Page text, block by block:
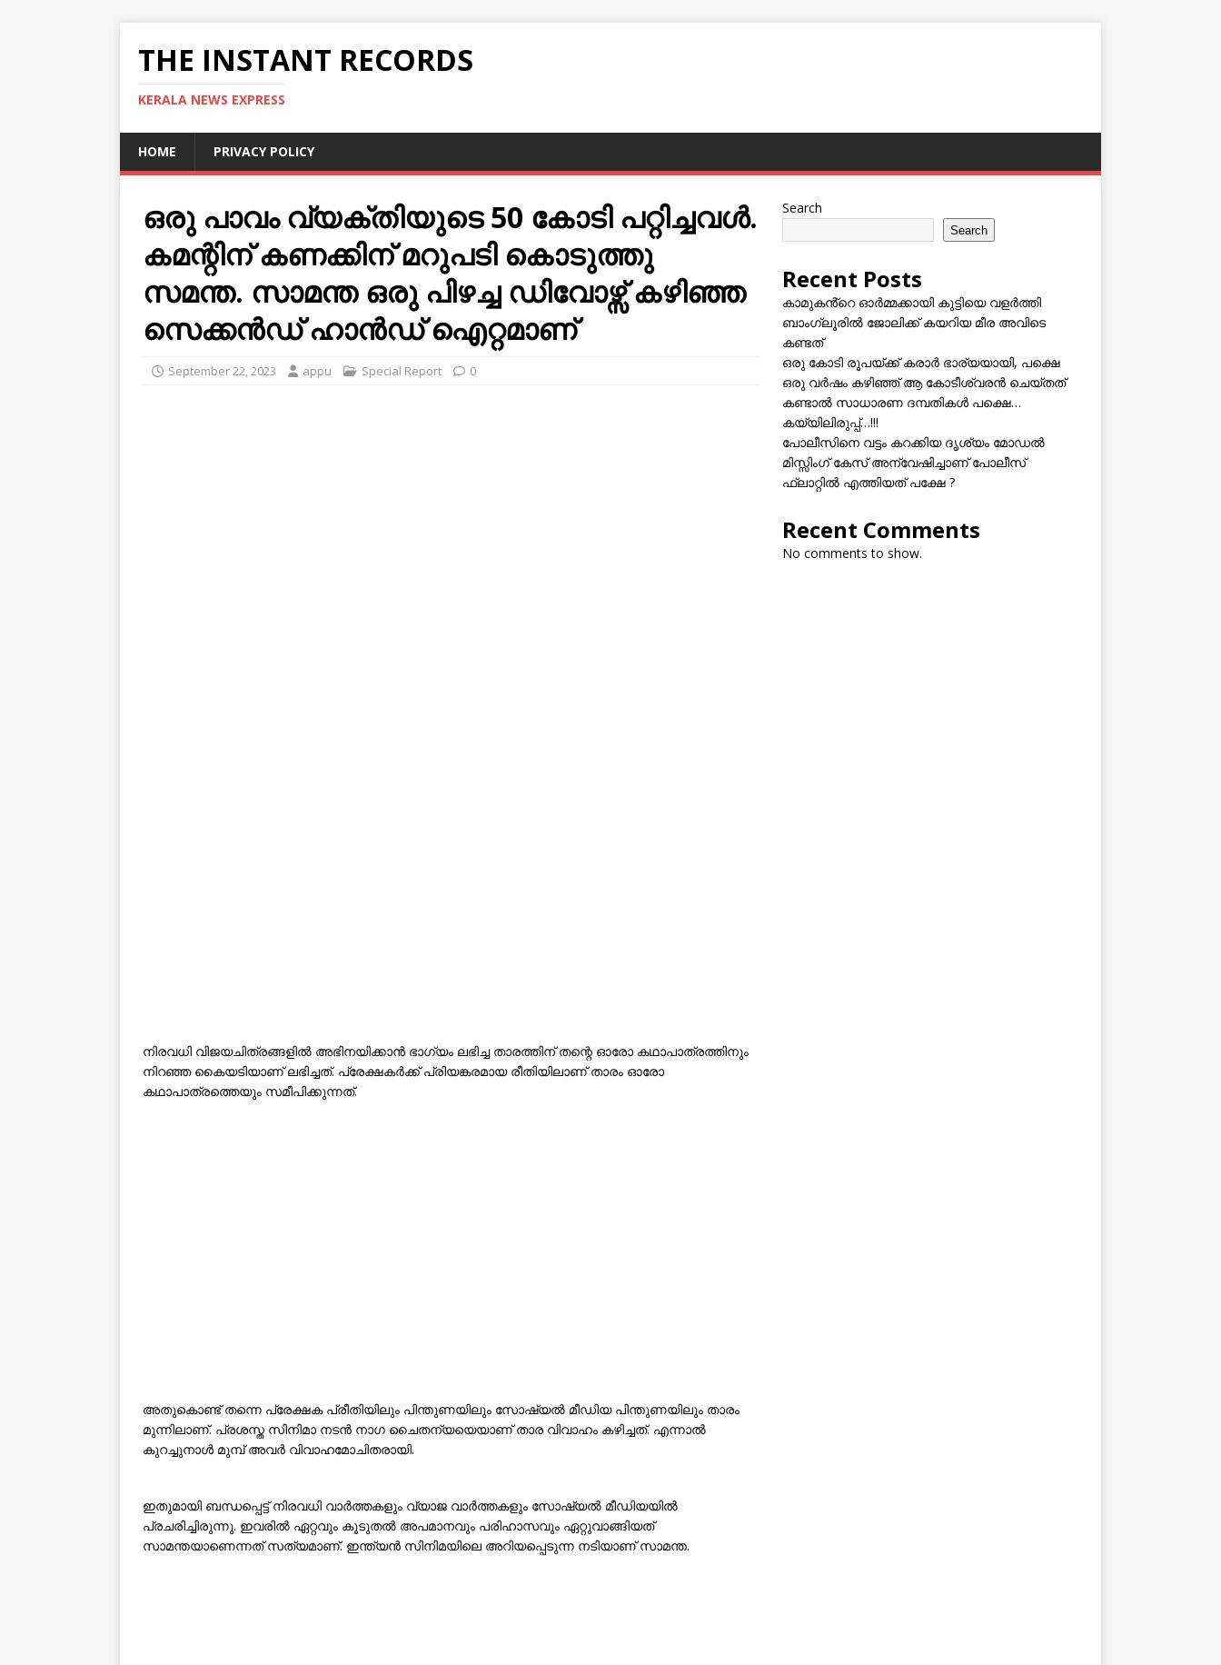
THE INSTANT RECORDS
KERALA NEWS EXPRESS
HOME PRIVACY POLICY
ഒരു പാവം വ്യക്തിയുടെ 50 കോടി പറ്റിച്ചവൾ.
കമന്റിന് കണക്കിന് മറുപടി കൊടുത്തു
സമന്ത. സാമന്ത ഒരു പിഴച്ച ഡിവോഴ്സ് കഴിഞ്ഞ
സെക്കൻഡ് ഹാൻഡ് ഐറ്റമാണ്
September 22, 2023 appu Special Report 0
നിരവധി വിജയചിത്രങ്ങളിൽ അഭിനയിക്കാൻ ഭാഗ്യം ലഭിച്ച താരത്തിന് തന്റെ ഓരോ കഥാപാത്രത്തിനും
നിറഞ്ഞ കൈയടിയാണ് ലഭിച്ചത്. പ്രേക്ഷകർക്ക് പ്രിയങ്കരമായ രീതിയിലാണ് താരം ഓരോ
കഥാപാത്രത്തെയും സമീപിക്കുന്നത്.
അതുകൊണ്ട് തന്നെ പ്രേക്ഷക പ്രീതിയിലും പിന്തുണയിലും സോഷ്യൽ മീഡിയ പിന്തുണയിലും താരം
മുന്നിലാണ്. പ്രശസ്ത സിനിമാ നടൻ നാഗ ചൈതന്യയെയാണ് താര വിവാഹം കഴിച്ചത്. എന്നാൽ
കുറച്ചുനാൾ മുമ്പ് അവർ വിവാഹമോചിതരായി.
ഇതുമായി ബന്ധപ്പെട്ട് നിരവധി വാർത്തകളും വ്യാജ വാർത്തകളും സോഷ്യൽ മീഡിയയിൽ
പ്രചരിച്ചിരുന്നു. ഇവരിൽ ഏറ്റവും കൂടുതൽ അപമാനവും പരിഹാസവും ഏറ്റുവാങ്ങിയത്
സാമന്തയാണെന്നത് സത്യമാണ്. ഇന്ത്യൻ സിനിമയിലെ അറിയപ്പെടുന്ന നടിയാണ് സാമന്ത.
Search
Search
Recent Posts
കാമുകൻ്റെ ഓർമ്മക്കായി കുട്ടിയെ വളർത്തി
ബാംഗ്ലൂരിൽ ജോലിക്ക് കയറിയ മീര അവിടെ
കണ്ടത്
ഒരു കോടി രൂപയ്ക്ക് കരാർ ഭാര്യയായി, പക്ഷെ
ഒരു വർഷം കഴിഞ്ഞ് ആ കോടീശ്വരൻ ചെയ്തത്
കണ്ടാൽ സാധാരണ ദമ്പതികൾ പക്ഷെ…
കയ്യിലിരുപ്പ്…!!!
പോലീസിനെ വട്ടം കറക്കിയ ദൃശ്യം മോഡല്‍
മിസ്സിംഗ് കേസ് അന്വേഷിച്ചാണ് പോലീസ്
ഫ്ലാറ്റിൽ എത്തിയത് പക്ഷേ ?
Recent Comments
No comments to show.